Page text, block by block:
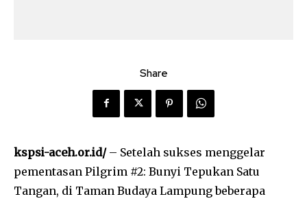
Share
kspsi-aceh.or.id/– Setelah sukses menggelar
pementasan Pilgrim #2: Bunyi Tepukan Satu
Tangan, di Taman Budaya Lampung beberapa